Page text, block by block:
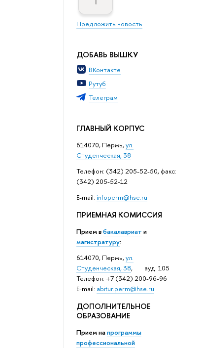
Предложить новость
ДОБАВЬ ВЫШКУ
ВКонтакте
Рутуб
Телеграм
ГЛАВНЫЙ КОРПУС
614070, Пермь,ул.
Студенческая, 38
Телефон: (342) 205-52-50, факс:
(342) 205-52-12
Е-mail: infoperm@hse.ru
ПРИЕМНАЯ КОМИССИЯ
Прием вбакалавриат и
магистратуру:
614070, Пермь,ул.
Студенческая, 38, ауд. 105
Телефон: +7 (342) 200-96-96
E-mail: abitur.perm@hse.ru
ДОПОЛНИТЕЛЬНОЕ
ОБРАЗОВАНИЕ
Прием напрограммы
профессиональной